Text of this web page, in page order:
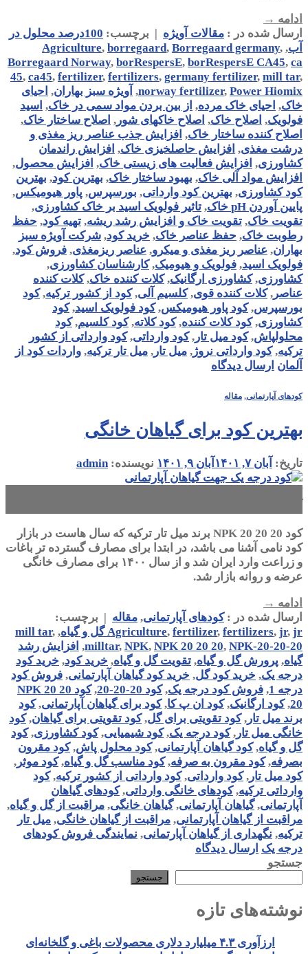
ادامه →
ارسال شده در : مقالات آویژه | برچسب:
100درصد محلول در
آب,
Agriculture, borregaard, Borregaard germany,
Borregaard Norway, borRespersE, borRespersE CA45, ca
45, ca45, fertilizer, fertilizers, germany fertilizer, mill tar,
norway fertilizer, Power Hiomix
, آویژه سبز بهاران, احیای
خاک, احیای خاک مرده, از بین بردن مواد سمی در خاک, اسید
فولویک, اصلاح خاک, اصلاح خاکهای شور , اصلاح ساختار خاک,
اصلاح کننده ساختار خاک, افزایش جذب عناصر ریز مغذی و
درشت مغذی, افزایش حاصلخیزی خاک, افزایش راندمان
کشاورزی, افزایش فعالیت های زیستی خاک, افزایش محصول,
افزایش مواد آلی خاک, بهبود ساختار خاک, بهترین کود, بهترین
کود کشاورزی, بهترین کود وارداتی, بورسپرس, پاور هیومیکس,
پایین آوردن pH خاک
, تاثیر فولویک اسید بر خاک کشاورزی,
تقویت خاک, تقویت خاک و افزایش رشد ریشه, تهیه کود, حفظ
رطوبت خاک, حفظ عناصر خاک, خرید کود, شرکت آویژه سبز
بهاران, عناصر ریز مغذی و میکرو, عناصر ریزمغذی, فروش کود,
فولویک اسید, فولویک و هیومیک,کارشناسان کشاورزی,
کشاورزی,کشاورزی ارگانیک,کلات کننده خاک,کلات کننده
عناصر ,کلات کننده قوی,کلسیم آلی,کود از کشور ترکیه,کود
بورسپرس,کود پاور هیومیکس,کود فولویک اسید,کود
کشاورزی,کود کلات کننده,کود کلاته,کود کلسیم,کود
محلولپاش,کود میل تار ,کود وارداتی,کود وارداتی از کشور
ترکیه,کود وارداتی نروژ , میل تار , میل تار ترکیه, واردات کود از
آلمان ارسال دیدگاه
کودهای آپارتمانی, مقاله
بهترین کود برای گیاهان خانگی
تاریخ: آبان ۷, ۱۴۰۱ آبان ۹, ۱۴۰۱ نویسنده:admin
کود NPK 20 20 20 برند میل تار ترکیه که سال هاست در بازار
کود نامی آشنا می باشد، در ابتدا برای مصارف گسترده تر باغات
و زراعت وارد ایران شد و از سال ۱۴۰۰ برای مصارف خانگی
عرضه و روانه بازار شد.
ادامه →
ارسال شده در :کودهای آپارتمانی, مقاله | برچسب:
Agriculture, fertilizer, fertilizers, jr, jr گل و گیاه ,
mill tar,
milltar, NPK, NPK 20 20 20, NPK-20-20-20
, افزایش رشد
گیاه, پرورش گل و گیاه, تقویت گل و گیاه, خرید کود, خرید کود
درجه یک, خرید کود گل, خرید کود گیاهان آپارتمانی, فروش کود
درجه 1
, فروش کود درجه یک,کود 20-20-20 ,
کود NPK 20 20
20
,کود ارگانیک,کود ان پ کا,کود برای گیاهان آپارتمانی,کود
برند میل تار ,کود تقویتی برای گل,کود تقویتی برای گیاهان,کود
خانگی میل تار ,کود درجه یک,کود شیمیایی,کود کشاورزی,کود
گل و گیاه,کود گیاهان آپارتمانی,کود محلول پاش,کود مقرون
بصرفه,کود مقرون به صرفه,کود مناسب گل و گیاه,کود موثر ,
کود میل تار ,کود وارداتی,کود وارداتی از کشور ترکیه,کود
وارداتی ترکیه,کودهای خانگی وارداتی,کودهای گیاهان
آپارتمانی,گیاهان آپارتمانی,گیاهان خانگی, مراقبت از گل و گیاه,
مراقبت از گیاهان آپارتمانی, مراقبت از گیاهان خانگی, میل تار
ترکیه, نگهداری از گیاهان آپارتمانی, نمایندگی فروش کودهای
درجه یک ارسال دیدگاه
جستجو
جستجو
نوشته‌های تازه
ارزآوری ۴.۳ میلیارد دلاری محصولات باغی و گلخانه‌ای